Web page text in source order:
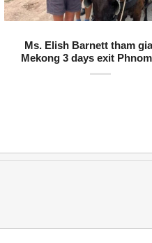
Ms. Elish Barnett tham
Mekong 3 days exit